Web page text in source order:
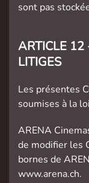
sont pas
ARTICLE 12
LITIGES
Les présentes
soumises à la
ARENA
de modifier les
bornes de
www.arena.ch.